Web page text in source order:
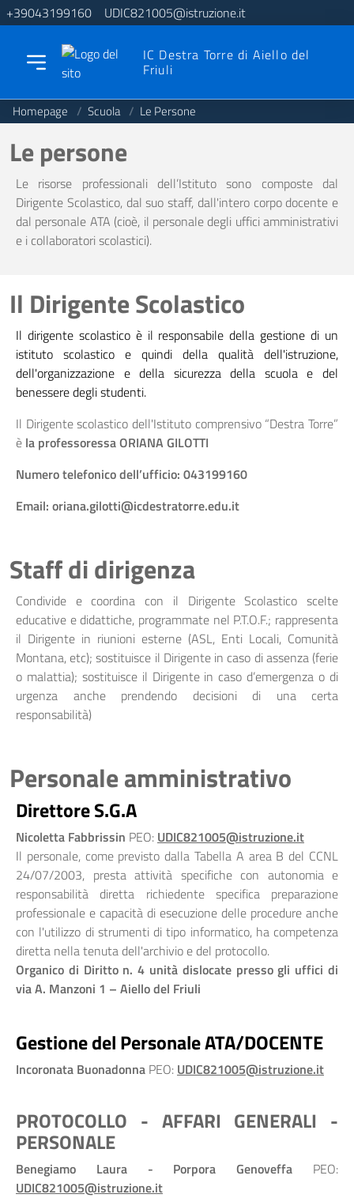
+39043199160 UDIC821005@istruzione.it
IC Destra Torre di Aiello del
Friuli
Homepage / Scuola / Le Persone
Le persone
Le risorse professionali dell’Istituto sono composte dal
Dirigente Scolastico, dal suo staff, dall'intero corpo docente e
dal personale ATA (cioè, il personale degli uffici amministrativi
e i collaboratori scolastici).
Il Dirigente Scolastico
Il dirigente scolastico è il responsabile della gestione di un
istituto scolastico e quindi della qualità dell'istruzione,
dell'organizzazione e della sicurezza della scuola e del
benessere degli studenti.
Il Dirigente scolastico dell'Istituto comprensivo “Destra Torre”
è la professoressa ORIANA GILOTTI
Numero telefonico dell’ufficio: 043199160
Email: oriana.gilotti@icdestratorre.edu.it
Staff di dirigenza
Condivide e coordina con il Dirigente Scolastico scelte
educative e didattiche, programmate nel P.T.O.F.; rappresenta
il Dirigente in riunioni esterne (ASL, Enti Locali, Comunità
Montana, etc); sostituisce il Dirigente in caso di assenza (ferie
o malattia); sostituisce il Dirigente in caso d’emergenza o di
urgenza anche prendendo decisioni di una certa
responsabilità)
Personale amministrativo
Direttore S.G.A
Nicoletta Fabbrissin PEO: UDIC821005@istruzione.it
Il personale, come previsto dalla Tabella A area B del CCNL
24/07/2003, presta attività specifiche con autonomia e
responsabilità diretta richiedente specifica preparazione
professionale e capacità di esecuzione delle procedure anche
con l'utilizzo di strumenti di tipo informatico, ha competenza
diretta nella tenuta dell'archivio e del protocollo.
Organico di Diritto n. 4 unità dislocate presso gli uffici di
via A. Manzoni 1 – Aiello del Friuli
Gestione del Personale ATA/DOCENTE
Incoronata Buonadonna PEO: UDIC821005@istruzione.it
PROTOCOLLO - AFFARI GENERALI -
PERSONALE
Benegiamo Laura - Porpora Genoveffa PEO:
UDIC821005@istruzione.it